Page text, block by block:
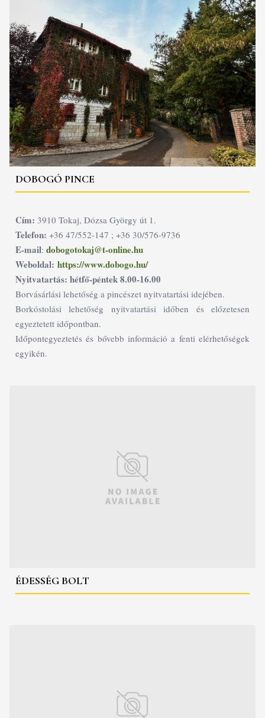
DOBOGÓ PINCE
Cím: 3910 Tokaj, Dózsa György út 1.
Telefon: +36 47/552-147 ; +36 30/576-9736
E-mail: dobogotokaj@t-online.hu
Weboldal: https://www.dobogo.hu/
Nyitvatartás: hétfő-péntek 8.00-16.00
Borvásárlási lehetőség a pincészet nyitvatartási idejében.
Borkóstolási lehetőség nyitvatartási időben és előzetesen
egyeztetett időpontban.
Időpontegyeztetés és bővebb információ a fenti elérhetőségek
egyikén.
ÉDESSÉG BOLT